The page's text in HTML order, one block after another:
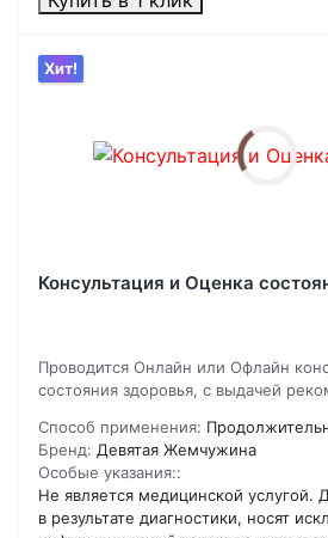
Консультация и Оценка
Проводится Онлайн или Офлайн
состояния здоровья, с выдачей
Способ применения:
Бренд: Девятая Жемчужина
Особые указания::
Не является медицинской услугой.
в результате диагностики, носят
Хит!